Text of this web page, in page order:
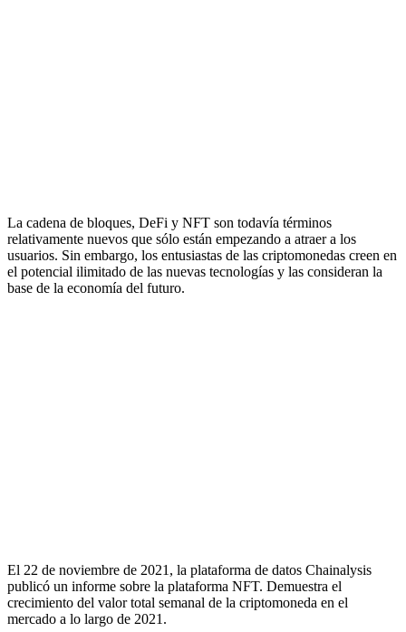
La cadena de bloques, DeFi y NFT son todavía términos
relativamente nuevos que sólo están empezando a atraer a los
usuarios. Sin embargo, los entusiastas de las criptomonedas creen en
el potencial ilimitado de las nuevas tecnologías y las consideran la
base de la economía del futuro.
El 22 de noviembre de 2021, la plataforma de datos Chainalysis
publicó un informe sobre la plataforma NFT. Demuestra el
crecimiento del valor total semanal de la criptomoneda en el
mercado a lo largo de 2021.